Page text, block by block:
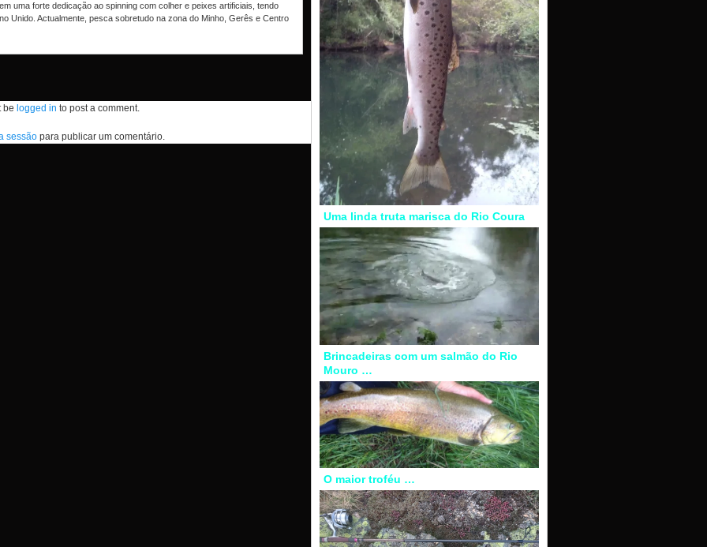
uma forte dedicação ao spinning com colher e peixes artificiais, tendo
Unido. Actualmente, pesca sobretudo na zona do Minho, Gerês e Centro
be logged in to post a comment.
sessão para publicar um comentário.
Uma linda truta marisca do Rio Coura
Brincadeiras com um salmão do Rio
Mouro …
O maior troféu …